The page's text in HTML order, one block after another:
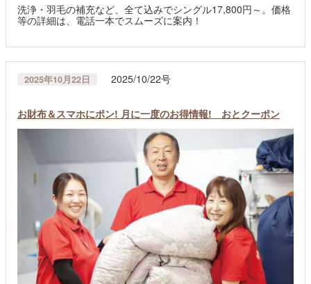
洗浄・羽毛の補充など、全て込みでシングル17,800円～。価格
等の詳細は、電話一本でスムーズに案内！
2025年10月22日 2025/10/22号
お財布＆スマホにポン! 月に一度のお得情報! おとクーポン